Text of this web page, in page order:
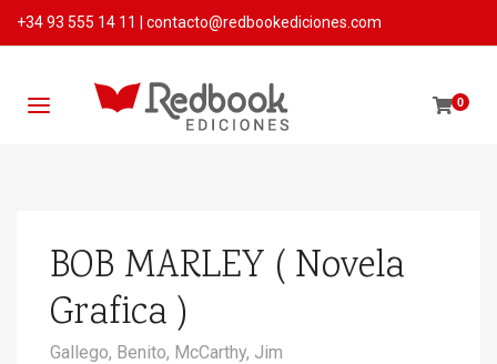
+34 93 555 14 11 contacto@redbookediciones.com
0
BOB MARLEY ( Novela
Grafica )
Gallego, Benito, McCarthy, Jim